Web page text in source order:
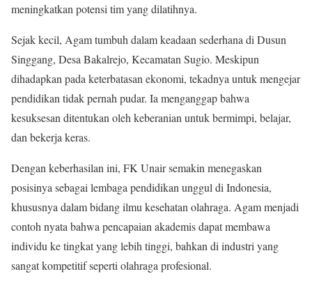
meningkatkan potensi tim yang dilatihnya.
Sejak kecil, Agam tumbuh dalam keadaan sederhana di Dusun
Singgang, Desa Bakalrejo, Kecamatan Sugio. Meskipun
dihadapkan pada keterbatasan ekonomi, tekadnya untuk mengejar
pendidikan tidak pernah pudar. Ia menganggap bahwa
kesuksesan ditentukan oleh keberanian untuk bermimpi, belajar,
dan bekerja keras.
Dengan keberhasilan ini, FK Unair semakin menegaskan
posisinya sebagai lembaga pendidikan unggul di Indonesia,
khususnya dalam bidang ilmu kesehatan olahraga. Agam menjadi
contoh nyata bahwa pencapaian akademis dapat membawa
individu ke tingkat yang lebih tinggi, bahkan di industri yang
sangat kompetitif seperti olahraga profesional.